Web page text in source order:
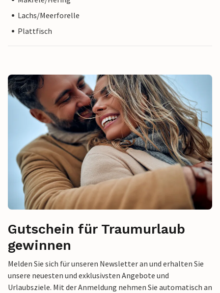
Lachs/Meerforelle
Plattfisch
Gutschein für Traumurlaub
gewinnen
Melden Sie sich für unseren Newsletter an und erhalten Sie
unsere neuesten und exklusivsten Angebote und
Urlaubsziele. Mit der Anmeldung nehmen Sie automatisch an